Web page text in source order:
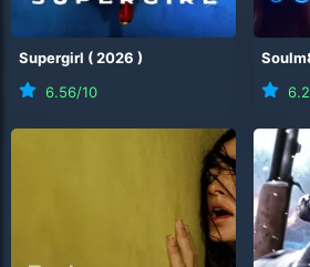
Supergirl (2026 )
6.56/10